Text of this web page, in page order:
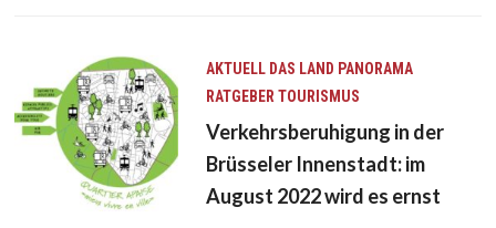
AKTUELL DAS LAND PANORAMA
RATGEBER TOURISMUS
Verkehrsberuhigung in der
Brüsseler Innenstadt: im
August 2022 wird es ernst